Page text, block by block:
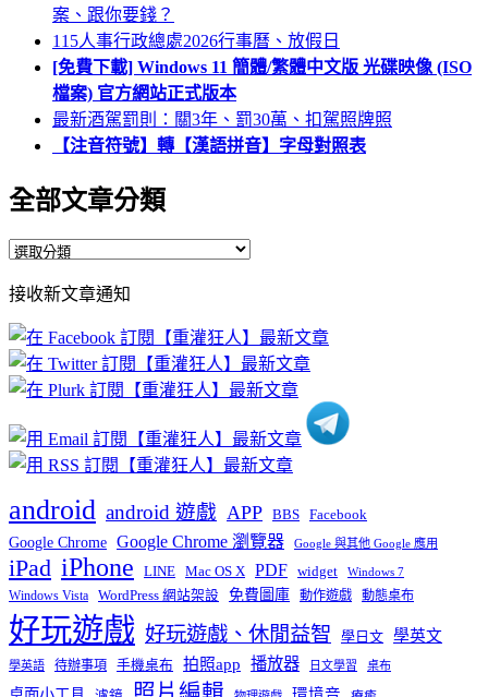
案、跟你要錢？
115人事行政總處2026行事曆、放假日
[免費下載] Windows 11 簡體/繁體中文版 光碟映像 (ISO
檔案) 官方網站正式版本
最新酒駕罰則：關3年、罰30萬、扣駕照牌照
【注音符號】轉【漢語拼音】字母對照表
全部文章分類
全
文
章
分
類
接收新文章通知
android android 遊戲 APP BBS Facebook
Google Chrome Google Chrome 瀏覽器 Google 與其他 Google 應用
iPad iPhone LINE Mac OS X PDF widget Windows 7
Windows Vista WordPress 網站架設 免費圖庫 動作遊戲 動態桌布
好玩遊戲 好玩遊戲、休閒益智 學日文 學英文
學英語 待辦事項 手機桌布 拍照app 播放器 日文學習 桌布